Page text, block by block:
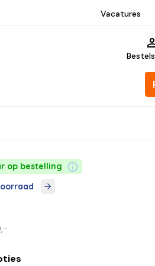
Vacatures
op bestelling